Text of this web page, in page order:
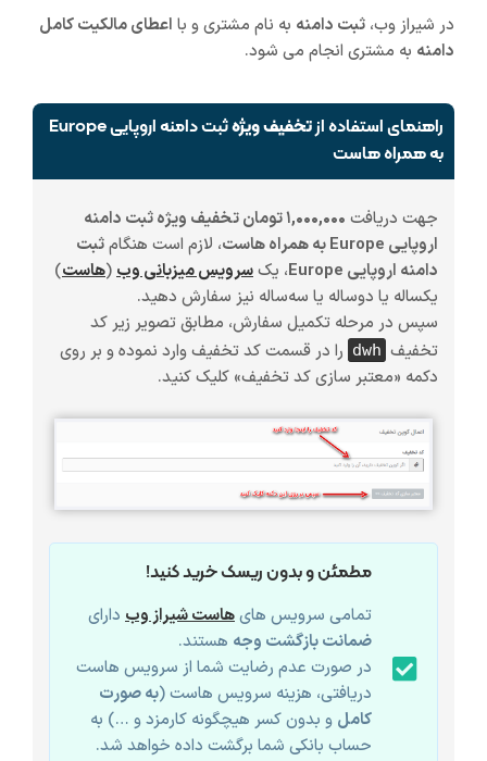
در شیراز وب، ثبت دامنه به نام مشتری و با اعطای مالکیت کامل
دامنه به مشتری انجام می شود.
راهنمای استفاده ازتخفیف ویژه
ثبت دامنه اروپایی Europe
به همراه هاست
جهت دریافت
۱,۰۰۰,۰۰۰ تومان تخفیف ویژه ثبت دامنه
اروپایی Europe به همراه هاست
، لازم است هنگامثبت
دامنه اروپایی Europe
، یکسرویس میزبانی وب(هاست)
یکساله یا دوساله یا سه‌ساله نیز سفارش دهید.
سپس در مرحله تکمیل سفارش، مطابق تصویر زیر کد
تخفیف dwh را در قسمت کد تخفیف وارد نموده و بر روی
دکمه «معتبر سازی کد تخفیف» کلیک کنید.
مطمئن و بدون ریسک خرید کنید!
تمامی سرویس هایهاست شیراز وب دارای
ضمانت بازگشت وجه هستند.
در صورت عدم رضایت شما از سرویس هاست
دریافتی، هزینه سرویس هاست (به صورت
کامل و بدون کسر هیچگونه کارمزد و …) به
حساب بانکی شما برگشت داده خواهد شد.